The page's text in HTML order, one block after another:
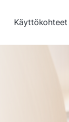
Käyttökohteet